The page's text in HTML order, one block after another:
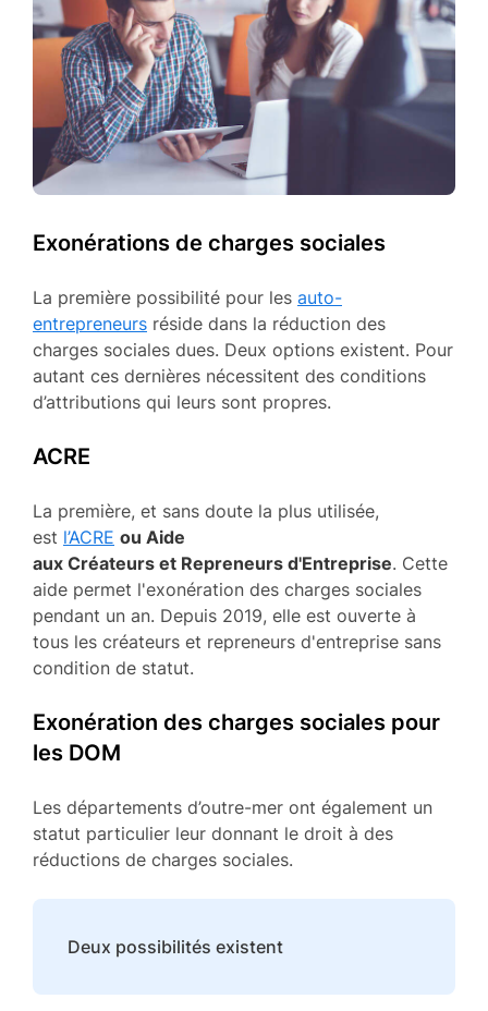
Exonérations de charges sociales
La première possibilité pour les auto-
entrepreneurs réside dans la réduction des
charges sociales dues. Deux options existent. Pour
autant ces dernières nécessitent des conditions
d’attributions qui leurs sont propres.
ACRE
La première, et sans doute la plus utilisée,
est l’ACRE ou Aide
aux Créateurs et Repreneurs d'Entreprise. Cette
aide permet l'exonération des charges sociales
pendant un an. Depuis 2019, elle est ouverte à
tous les créateurs et repreneurs d'entreprise sans
condition de statut.
Exonération des charges sociales pour
les DOM
Les départements d’outre-mer ont également un
statut particulier leur donnant le droit à des
réductions de charges sociales.
Deux possibilités existent